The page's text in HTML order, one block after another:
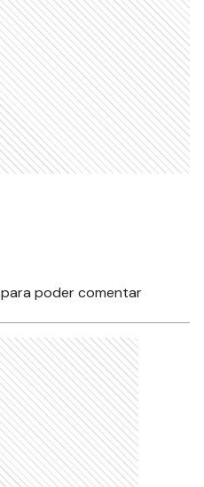
para poder comentar